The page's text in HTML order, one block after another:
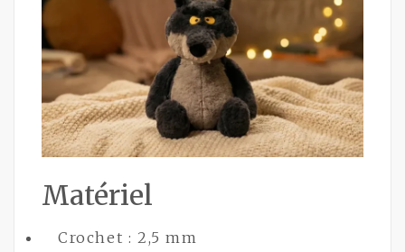
Matériel
Crochet : 2,5 mm